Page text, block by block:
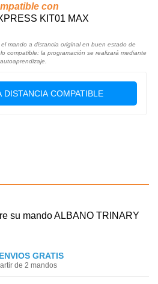
con
KIT01 MAX
mando a distancia original en buen estado de
compatible: la programación se realizará mediante
autoaprendizaje.
DISTANCIA COMPATIBLE
su mando ALBANO TRINARY
ENVIOS GRATIS
de 2 mandos